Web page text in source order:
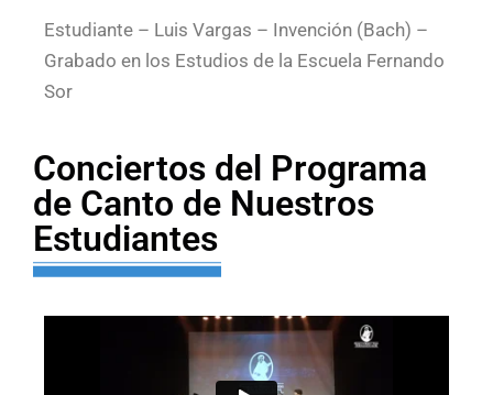
Estudiante – Luis Vargas – Invención (Bach) –
Grabado en los Estudios de la Escuela Fernando
Sor
Conciertos del Programa
de Canto de Nuestros
Estudiantes